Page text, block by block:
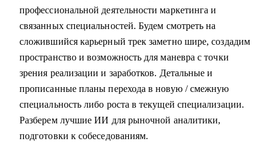
профессиональной деятельности маркетинга и
связанных специальностей. Будем смотреть на
сложившийся карьерный трек заметно шире, создадим
пространство и возможность для маневра с точки
зрения реализации и заработков. Детальные и
прописанные планы перехода в новую / смежную
специальность либо роста в текущей специализации.
Разберем лучшие ИИ для рыночной аналитики,
подготовки к собеседованиям.